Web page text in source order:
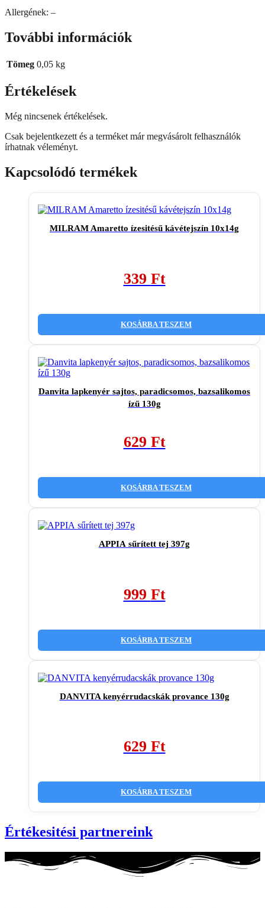
Allergének: –
További információk
Tömeg 0,05 kg
Értékelések
Még nincsenek értékelések.
Csak bejelentkezett és a terméket már megvásárolt felhasználók
írhatnak véleményt.
Kapcsolódó termékek
MILRAM Amaretto ízesitésű kávétejszín 10x14g
339 Ft
KOSÁRBA TESZEM
Danvita lapkenyér sajtos, paradicsomos, bazsalikomos
ízű 130g
629 Ft
KOSÁRBA TESZEM
APPIA sűrített tej 397g
999 Ft
KOSÁRBA TESZEM
DANVITA kenyérrudacskák provance 130g
629 Ft
KOSÁRBA TESZEM
Értékesitési partnereink